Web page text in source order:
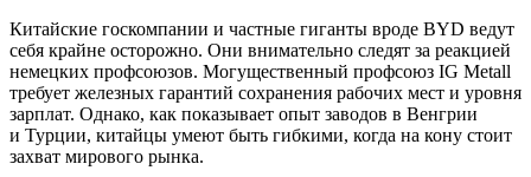
Китайские госкомпании и частные гиганты вроде BYD ведут
себя крайне осторожно. Они внимательно следят за реакцией
немецких профсоюзов. Могущественный профсоюз IG Metall
требует железных гарантий сохранения рабочих мест и уровня
зарплат. Однако, как показывает опыт заводов в Венгрии
и Турции, китайцы умеют быть гибкими, когда на кону стоит
захват мирового рынка.